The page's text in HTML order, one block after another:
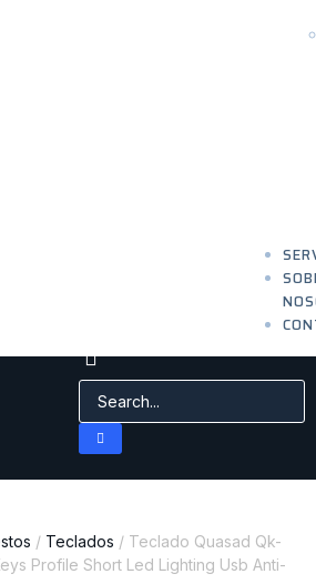
/ Teclados / Teclado Quasad Qk-
Profile Short Led Lighting Usb Anti-